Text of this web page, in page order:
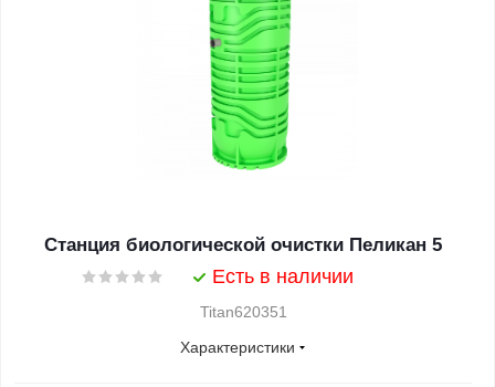
Станция биологической очистки Пеликан 5
Есть в наличии
Titan620351
Характеристики